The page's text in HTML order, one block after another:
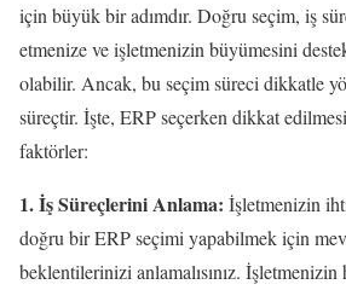
için büyük bir adımdır. Doğru seçim, iş
etmenize ve işletmenizin büyümesini
olabilir. Ancak, bu seçim süreci dikkatle
süreçtir. İşte, ERP seçerken dikkat
faktörler:
1. İş Süreçlerini Anlama: İşletmenizin
doğru bir ERP seçimi yapabilmek için
beklentilerinizi anlamalısınız. İşletmenizin